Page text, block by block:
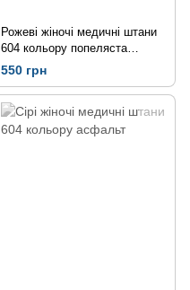
Рожеві жіночі медичні штани
604 кольору попеляста
троянда
550 грн